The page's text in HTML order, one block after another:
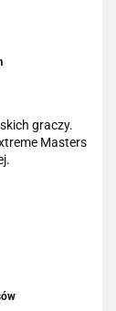
graczy.
Masters